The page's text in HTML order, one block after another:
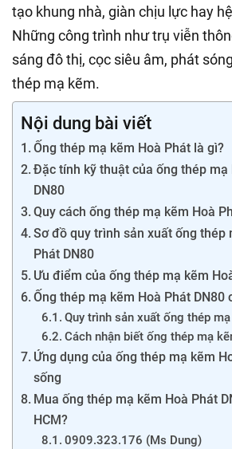
tạo khung nhà, giàn chịu lực hay
Những công trình như trụ viễn
sáng đô thị, cọc siêu âm, phát
thép mạ kẽm.
Nội dung bài viết
Ống thép mạ kẽm Hoà Phát là gì?
Đặc tính kỹ thuật của ống thép mạ
DN80
Quy cách ống thép mạ kẽm Hoà
Sơ đồ quy trình sản xuất ống thép
Phát DN80
Ưu điểm của ống thép mạ kẽm
Ống thép mạ kẽm Hoà Phát DN80
Quy trình sản xuất ống thép
Cách nhận biết ống thép mạ
Ứng dụng của ống thép mạ kẽm
sống
Mua ống thép mạ kẽm Hoà Phát
HCM?
0909.323.176 (Ms Dung)